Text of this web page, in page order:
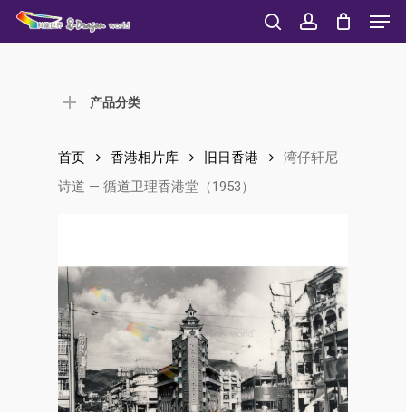
Skip
to
searchaccount
产品分类
首页 香港相片库 旧日香港
湾仔轩尼
诗道 — 循道卫理香港堂（1953）